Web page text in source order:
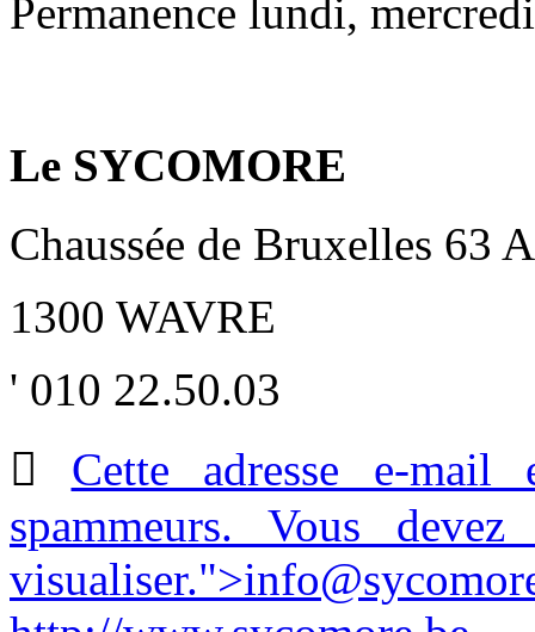
Permanence lundi,
Le SYCOMORE
Chaussée de Bruxelles 63 A
1300 WAVRE
' 010 22.50.03
 Cette adresse e-mail
spammeurs. Vous
visualiser.">